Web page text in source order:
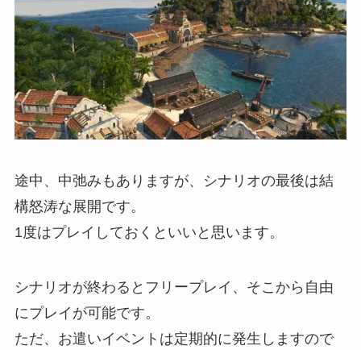
途中、中弛みもありますが、シナリオの最後は結
構怒涛な展開です。
1度はプレイしておくといいと思います。
シナリオが終わるとフリープレイ、そこから自由
にプレイが可能です。
ただ、お遣いイベントは定期的に発生しますので